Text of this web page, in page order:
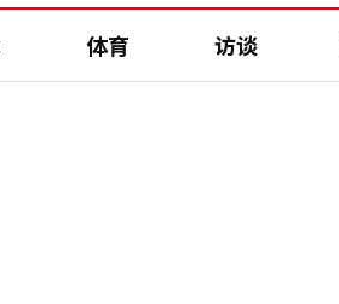
体育 访谈